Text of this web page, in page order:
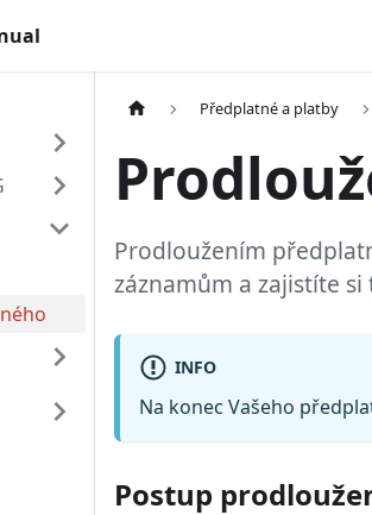
Předplatné a platby
Prodloužením
záznamům a zajistíte
INFO
Na konec Vašeho
Postup